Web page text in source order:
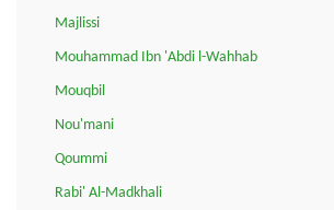
Majlissi
Mouhammad Ibn 'Abdi l-Wahhab
Mouqbil
Nou'mani
Qoummi
Rabi' Al-Madkhali